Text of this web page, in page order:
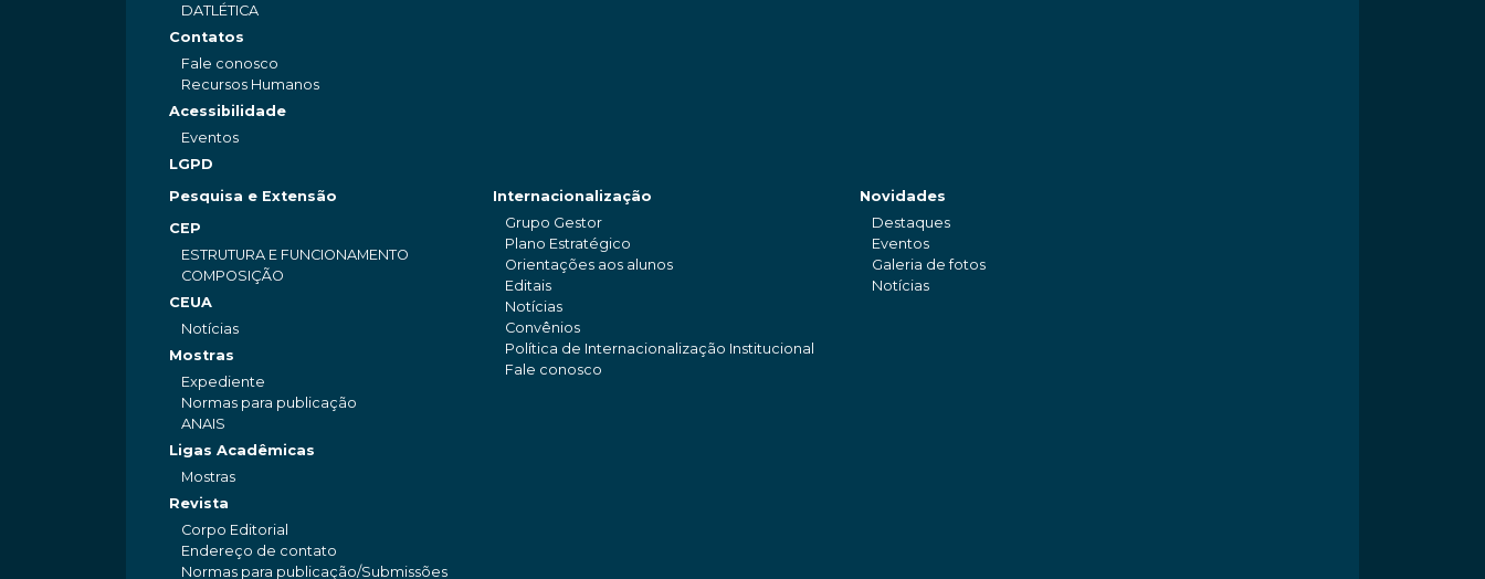
DATLÉTICA
Contatos
Fale conosco
Recursos Humanos
Acessibilidade
Eventos
LGPD
Pesquisa e Extensão
CEP
ESTRUTURA E FUNCIONAMENTO
COMPOSIÇÃO
CEUA
Notícias
Mostras
Expediente
Normas para publicação
ANAIS
Ligas Acadêmicas
Mostras
Revista
Corpo Editorial
Endereço de contato
Normas para publicação/Submissões
Internacionalização
Grupo Gestor
Plano Estratégico
Orientações aos alunos
Editais
Notícias
Convênios
Política de Internacionalização Institucional
Fale conosco
Novidades
Destaques
Eventos
Galeria de fotos
Notícias